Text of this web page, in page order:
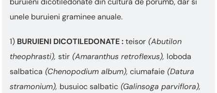
unele buruieni graminee anuale.
1) BURUIENI DICOTILEDONATE :teisor (Abutilon
theophrasti), stir (Amaranthus retroflexus), loboda
salbatica (Chenopodium album), ciumafaie (Datura
stramonium), busuioc salbatic (Galinsoga parviflora),